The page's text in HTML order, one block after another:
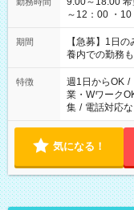
～12：00 ・
22：00 ・22
期間
【急募】1日
養内での勤務
特徴 週1日からOK /
業・Wワーク
集 / 電話対応な
気になる！